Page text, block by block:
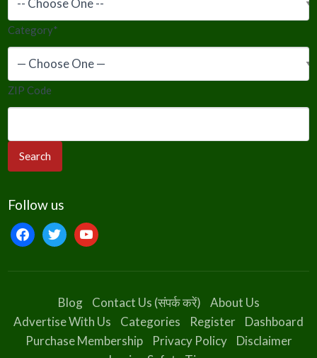
Category*
ZIP Code
Follow us
facebooktwitteryoutube
Blog Contact Us (संपर्क करें)
About Us
Advertise With Us
Categories Register
Dashboard
Purchase Membership
Privacy Policy
Disclaimer